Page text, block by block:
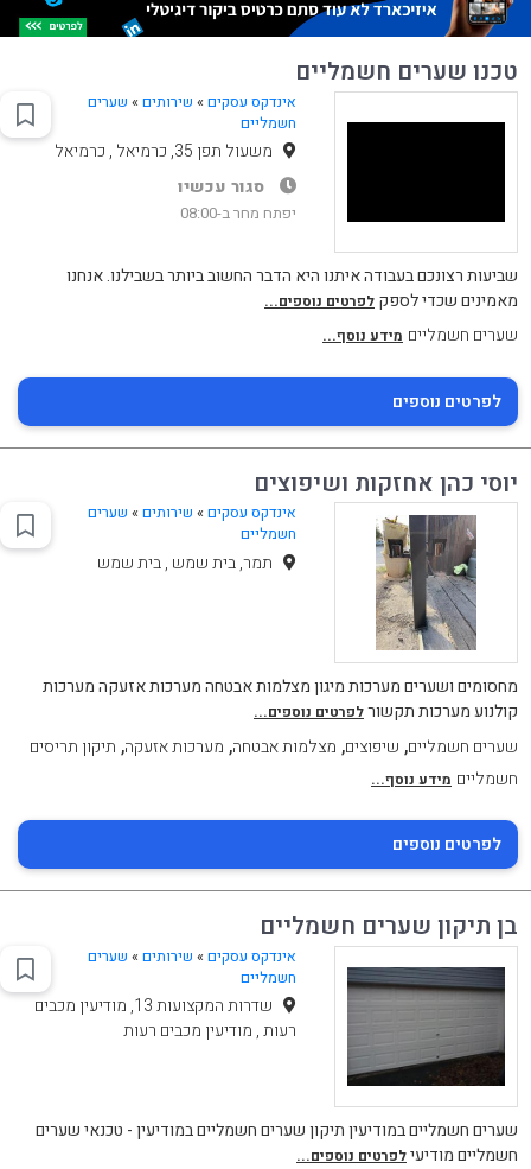
טכנו שערים חשמליים
אינדקס עסקים » שירותים» שערים
חשמליים
משעול תפן 35, כרמיאל , כרמיאל
סגור עכשיו
יפתח מחר ב-08:00
שביעות רצונכם בעבודה איתנו היא הדבר החשוב ביותר בשבילנו. אנחנו
מאמינים שכדי לספק לפרטים נוספים...
שערים חשמליים מידע נוסף...
לפרטים נוספים
יוסי כהן אחזקות ושיפוצים
אינדקס עסקים » שירותים» שערים
חשמליים
תמר, בית שמש , בית שמש
מחסומים ושערים מערכות מיגון מצלמות אבטחה מערכות אזעקה מערכות
קולנוע מערכות תקשורלפרטים נוספים...
שערים חשמליים, שיפוצים, מצלמות אבטחה, מערכות אזעקה, תיקון תריסים
חשמליים מידע נוסף...
לפרטים נוספים
בן תיקון שערים חשמליים
אינדקס עסקים » שירותים» שערים
חשמליים
שדרות המקצועות 13, מודיעין מכבים
רעות , מודיעין מכבים רעות
שערים חשמליים במודיעין תיקון שערים חשמליים במודיעין - טכנאי שערים
חשמליים מודיעילפרטים נוספים...